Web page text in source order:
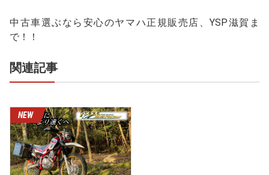
中古車選ぶなら安心のヤマハ正規販売店、YSP滋賀ま
で！！
関連記事